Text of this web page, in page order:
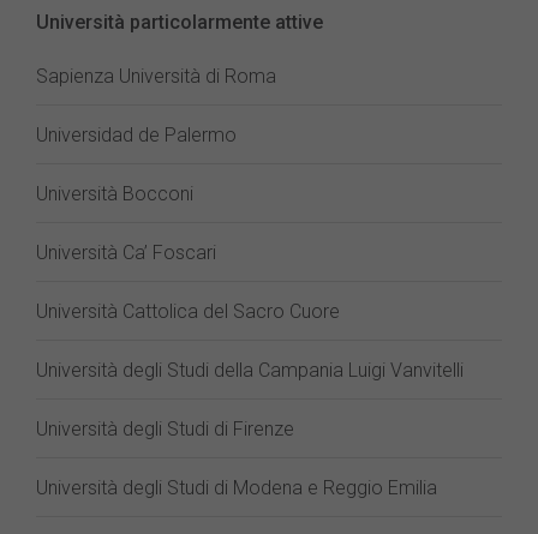
Università particolarmente attive
Sapienza Università di Roma
Universidad de Palermo
Università Bocconi
Università Ca’ Foscari
Università Cattolica del Sacro Cuore
Università degli Studi della Campania Luigi Vanvitelli
Università degli Studi di Firenze
Università degli Studi di Modena e Reggio Emilia